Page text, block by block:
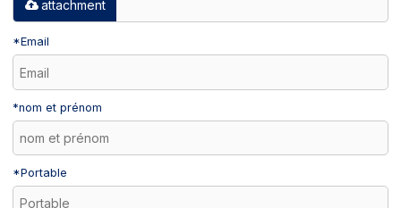
attachment
*Email
*nom et prénom
*Portable